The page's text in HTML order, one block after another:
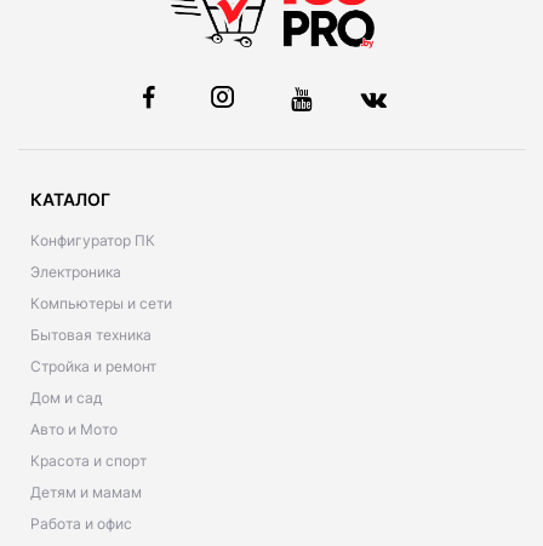
КАТАЛОГ
Конфигуратор ПК
Электроника
Компьютеры и сети
Бытовая техника
Стройка и ремонт
Дом и сад
Авто и Мото
Красота и спорт
Детям и мамам
Работа и офис